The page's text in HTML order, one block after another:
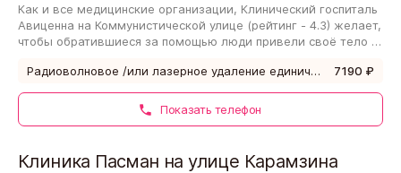
Как и все медицинские организации, Клинический госпиталь
Авиценна на Коммунистической улице (рейтинг - 4.3) желает,
чтобы обратившиеся за помощью люди привели своё тело в
Показать телефон
Радиоволновое /или лазерное удаление единичных (до 3-х ед.) кондилом /или папиллом 7190 ₽
Клиника Пасман на улице Карамзина